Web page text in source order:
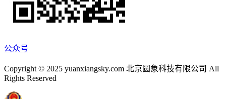
公众号
Copyright © 2025 yuanxiangsky.com 北京圆象科技有限公司 All
Rights Reserved